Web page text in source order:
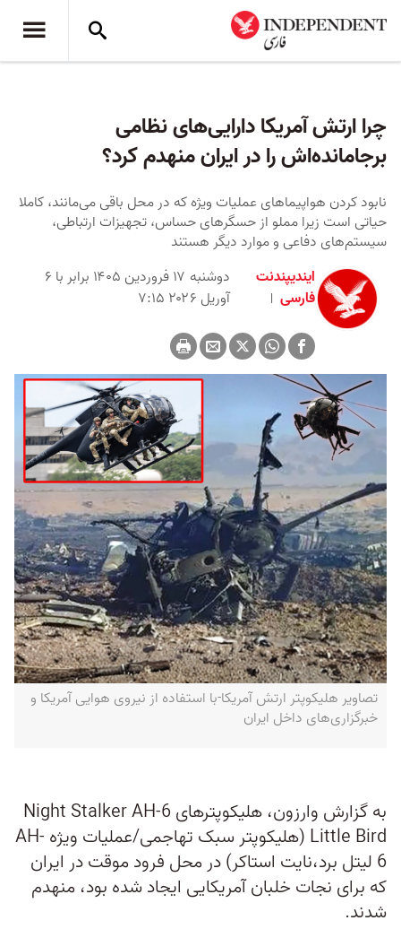
چرا ارتش آمریکا دارایی‌های نظامی
برجامانده‌اش را در ایران منهدم کرد؟
نابود کردن هواپیماهای عملیات ویژه که در محل باقی می‌مانند، کاملا
حیاتی است زیرا مملو از حسگرهای حساس، تجهیزات ارتباطی،
سیستم‌های دفاعی و موارد دیگر هستند
ایندیپندنت
فارسی
دوشنبه ۱۷ فروردین ۱۴۰۵ برابر با ۶
آوریل ۲۰۲۶ ۷:۱۵
تصاویر هلیکوپتر ارتش آمریکا-با استفاده از نیروی هوایی آمریکا و
خبرگزاری‌های داخل ایران
به گزارش وارزون، هلیکوپترهای Night Stalker AH-6
Little Bird (هلیکوپتر سبک تهاجمی/عملیات ویژه AH-
6 لیتل برد،نایت استاکر) در محل فرود موقت در ایران
که برای نجات خلبان آمریکایی ایجاد شده بود، منهدم
شدند.